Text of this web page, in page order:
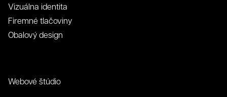
Vizuálna identita
Firemné tlačoviny
Obalový design
Webové štúdio